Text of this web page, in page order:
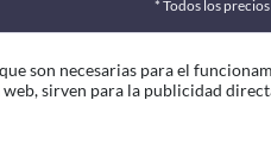
* Todos los
son necesarias para el
web, sirven para la publicidad